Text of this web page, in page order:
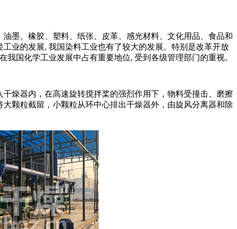
、橡胶、塑料、纸张、皮革、感光材料、文化用品、食品和
业的发展, 我国染料工业也有了较大的发展。特别是改革开放
国化学工业发展中占有重要地位, 受到各级管理部门的重视。
器内，在高速旋转搅拌桨的强烈作用下，物料受撞击、磨擦
颗粒截留，小颗粒从环中心排出干燥器外，由旋风分离器和除